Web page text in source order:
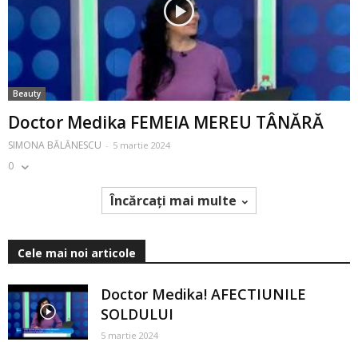
Beauty
Doctor Medika FEMEIA MEREU TÂNĂRĂ
SIMONA BĂLĂNESCU - 5 martie 2024
0
Încărcați mai multe
Cele mai noi articole
Doctor Medika! AFECTIUNILE
SOLDULUI
5 martie 2024